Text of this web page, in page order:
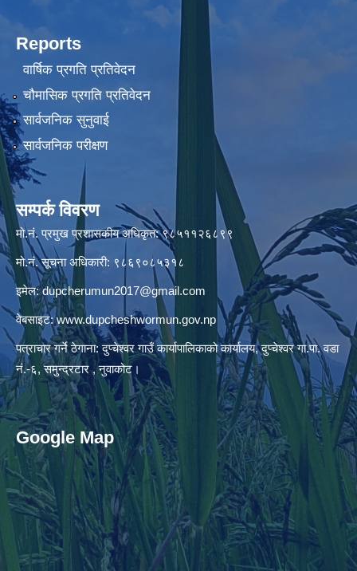
Reports
वार्षिक प्रगति प्रतिवेदन
चौमासिक प्रगति प्रतिवेदन
सार्वजनिक सुनुवाई
सार्वजनिक परीक्षण
सम्पर्क विवरण
मो.नं. प्रमुख प्रशासकीय अधिकृत: ९८५११२६८९९
मो.नं. सूचना अधिकारी: ९८६९०८५३१८
इमेल:dupcherumun2017@gmail.com
वेबसाइट:www.dupcheshwormun.gov.np
पत्राचार गर्ने ठेगाना: दुप्चेश्वर गाउँ कार्यापालिकाको कार्यालय, दुप्चेश्वर गा.पा. वडा
नं.-६, समुन्द्रटार , नुवाकोट।
Google Map